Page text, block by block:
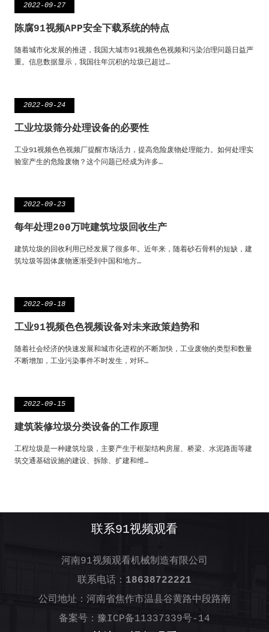
2022-09-27
陈腐91视频APP安全下载系统的特点
随着城市化发展的推进，我国大城市91视频色色视频和污染治理问题日益严
重。信息数据显示，我国往年沉积的垃圾已超过…
2022-09-24
工业垃圾筛分处理设备的必要性
工业91视频色色视频厂提醒市场活力，提高危险废物处理能力。如何处理实
验室产生的危险废物？这个问题已经成为许多…
2022-09-23
每年处理200万吨建筑垃圾回收生产
建筑垃圾的回收利用已经发展了很多年。近年来，随着砂石骨料的短缺，建
筑垃圾等固体废物逐渐受到中国和地方…
2022-09-18
工业91视频色色视频设备对未来政策趋势和
随着社会经济的快速发展和城市化进程的不断加快，工业废物的类型和数量
不断增加，工业污染事件不时发生，对环…
2022-09-15
建筑装修垃圾分类设备的工作原理
工程垃圾是一种建筑垃圾，主要产生于框架结构房屋、桥梁、水泥路面等建
筑交通基础设施的建设、拆除、扩建和维…
联系91视频观看
河南91视频观看机械制造有限公司
联系电话： 18638722221
公司地址：河南省焦作市温县谷黄路中段路南
备案号： 豫ICP备11337339号-14